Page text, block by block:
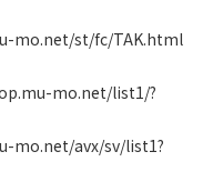
mo.net/st/fc/TAK.html
mo.net/list1/?
mo.net/avx/sv/list1?